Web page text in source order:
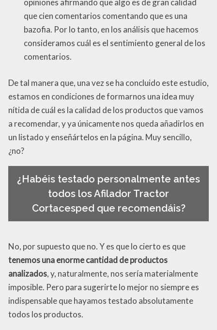
opiniones afirmando que algo es de gran calidad
que cien comentarios comentando que es una
bazofia. Por lo tanto, en los análisis que hacemos
consideramos cuál es el sentimiento general de los
comentarios.
De tal manera que, una vez se ha concluido este estudio,
estamos en condiciones de formarnos una idea muy
nítida de cuál es la calidad de los productos que vamos
a recomendar, y ya únicamente nos queda añadirlos en
un listado y enseñártelos en la página. Muy sencillo,
¿no?
¿Habéis testado personalmente antes
todos los Afilador Tractor
Cortacesped que recomendáis?
No, por supuesto que no. Y es que lo cierto es que
tenemos una enorme cantidad de productos
analizados, y, naturalmente, nos sería materialmente
imposible. Pero para sugerirte lo mejor no siempre es
indispensable que hayamos testado absolutamente
todos los productos.